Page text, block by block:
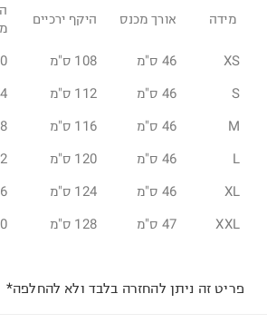
מידה אורך מכנס היקף ירכיים
XS
46 ס"מ 108 ס"מ
S
46 ס"מ 112 ס"מ
M
46 ס"מ 116 ס"מ
L
46 ס"מ 120 ס"מ
XL
46 ס"מ 124 ס"מ
XXL
47 ס"מ 128 ס"מ
פריט זה ניתן להחזרה בלבד ולא להחלפה*